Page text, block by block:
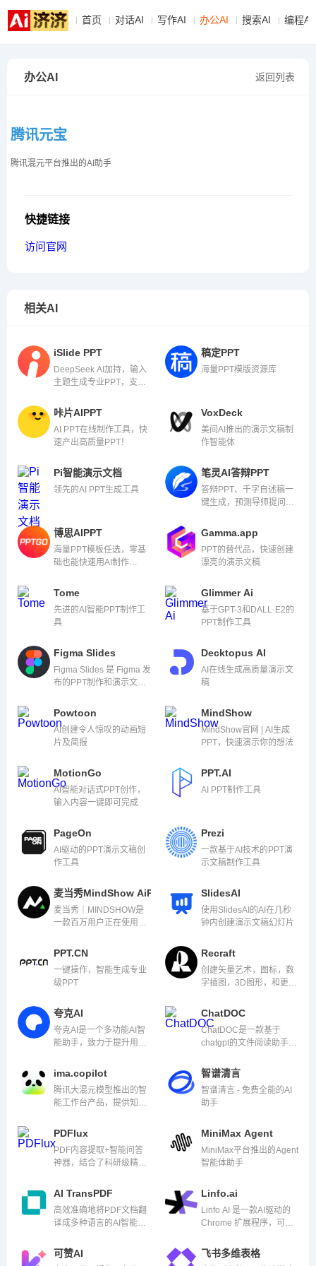
首页 对话AI 写作AI 办公AI 搜索AI 编程AI
返回列表
办公AI
腾讯元宝
腾讯混元平台推出的AI助手
快捷链接
访问官网
相关AI
iSlide PPT
DeepSeek AI加持，输入
主题生成专业PPT，支持
入，职场汇报、教学提案
轻松搞定
稿定PPT
海量PPT模版资源库
咔片AIPPT
AI PPT在线制作工具，快
速产出高质量PPT！
VoxDeck
美间AI推出的演示文稿制
作智能体
Pi智能演示文档
领先的AI PPT生成工具
笔灵AI答辩PPT
答辩PPT、千字自述稿一
键生成，预测导师提问，
博思AIPPT
海量PPT模板任选，零基
础也能快速用AI制作
Gamma.app
PPT的替代品，快速创建
漂亮的演示文稿
Tome
先进的AI智能PPT制作工
具
Glimmer Ai
基于GPT-3和DALL·E2的
PPT制作工具
Figma Slides
Figma Slides 是 Figma 发
布的PPT制作和演示文稿
建、设计、定制和分享演
示文稿
Decktopus AI
AI在线生成高质量演示文
稿
Powtoon
AI创建令人惊叹的动画短
片及简报
MindShow
MindShow官网 | AI生成
PPT，快速演示你的想法
MotionGo
AI智能对话式PPT创作，
输入内容一键即可完成
PPT.AI
AI PPT制作工具
PageOn
AI驱动的PPT演示文稿创
作工具
Prezi
一款基于AI技术的PPT演
示文稿制作工具
麦当秀MindShow AiPPT
麦当秀｜MINDSHOW是
一款百万用户正在使用的
应用系统。它利用引领前
自动完成演示内容的设
计。
SlidesAI
使用SlidesAI的AI在几秒
钟内创建演示文稿幻灯片
PPT.CN
一键操作，智能生成专业
级PPT
Recraft
创建矢量艺术，图标，数
字插图，3D图形，和更
夸克AI
夸克AI是一个多功能AI智
能助手，致力于提升用户
率。
ChatDOC
ChatDOC是一款基于
chatgpt的文件阅读助手，
位和总结信息
ima.copilot
腾讯大混元模型推出的智
能工作台产品，提供知识
作等功能
智谱清言
智谱清言 - 免费全能的AI
助手
PDFlux
PDF内容提取+智能问答
神器，结合了科研级精准
力，以及ChatGPT的智能
MiniMax Agent
MiniMax平台推出的Agent
智能体助手
AI TransPDF
高效准确地将PDF文档翻
译成多种语言的AI智能
Linfo.ai
Linfo AI 是一款AI驱动的
Chrome 扩展程序，可以
YouTube 视频和 PDF 文
档转换为结构化摘要。
可赞AI 飞书多维表格